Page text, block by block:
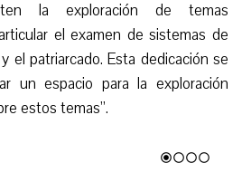
la exploración de temas
el examen de sistemas de
el patriarcado. Esta dedicación se
un espacio para la exploración
estos temas”.